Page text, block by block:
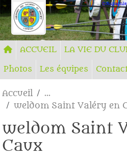
ACCUEIL LA VIE DU
Photos
Les équipes
Accueil
weldom Saint Valéry en
weldom Saint
Caux
Panneau de gestion des